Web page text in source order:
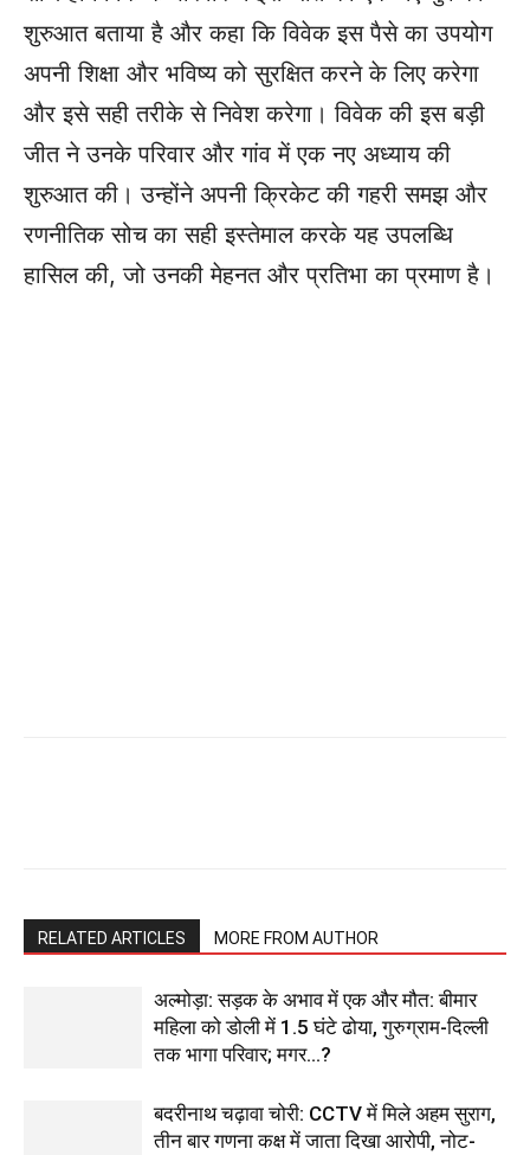
शुरुआत बताया है और कहा कि विवेक इस पैसे का उपयोग
अपनी शिक्षा और भविष्य को सुरक्षित करने के लिए करेगा
और इसे सही तरीके से निवेश करेगा। विवेक की इस बड़ी
जीत ने उनके परिवार और गांव में एक नए अध्याय की
शुरुआत की। उन्होंने अपनी क्रिकेट की गहरी समझ और
रणनीतिक सोच का सही इस्तेमाल करके यह उपलब्धि
हासिल की, जो उनकी मेहनत और प्रतिभा का प्रमाण है।
RELATED ARTICLES MORE FROM AUTHOR
अल्मोड़ा: सड़क के अभाव में एक और मौत: बीमार
महिला को डोली में 1.5 घंटे ढोया, गुरुग्राम-दिल्ली
तक भागा परिवार; मगर…?
बदरीनाथ चढ़ावा चोरी: CCTV में मिले अहम सुराग,
तीन बार गणना कक्ष में जाता दिखा आरोपी, नोट-